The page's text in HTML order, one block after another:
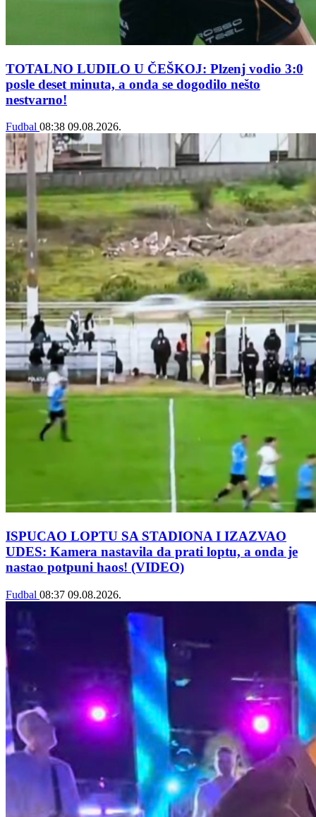
TOTALNO LUDILO U ČEŠKOJ: Plzenj vodio 3:0
posle deset minuta, a onda se dogodilo nešto
nestvarno!
Fudbal 08:38 09.08.2026.
ISPUCAO LOPTU SA STADIONA I IZAZVAO
UDES: Kamera nastavila da prati loptu, a onda je
nastao potpuni haos! (VIDEO)
Fudbal 08:37 09.08.2026.